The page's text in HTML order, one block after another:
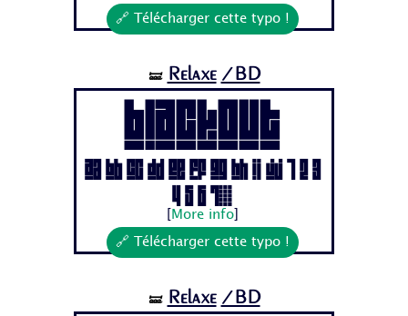
🔗 Télécharger cette typo !
🝛 Relaxe /BD
BLACKOUT
Aa Bb Cc Dd Ee Ff Gg Hh Ii Jj 1 2 3
4 5 6 7...
More info]
🔗 Télécharger cette typo !
🝛 Relaxe /BD